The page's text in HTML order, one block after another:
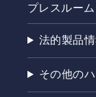
プレスルーム
法的製品
その他の